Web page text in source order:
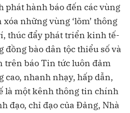
phát hành báo đến các vùng
những vùng ‘lõm’ thông
thúc đẩy phát triển kinh tế-
đồng bào dân tộc thiểu số và
trên báo Tin tức luôn đảm
cao, nhanh nhạy, hấp dẫn,
là một kênh thông tin chính
đạo, chỉ đạo của Đảng, Nhà